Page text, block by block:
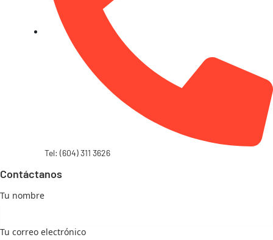
Tel: (604) 311 3626
Contáctanos
Tu nombre
Tu correo electrónico